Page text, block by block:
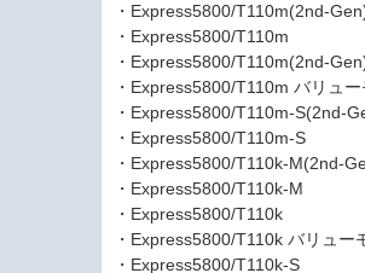
・Express5800/T110m(2nd-
・Express5800/T110m
・Express5800/T110m(2nd-
・Express5800/T110m バリュ
・Express5800/T110m-S(2nd-
・Express5800/T110m-S
・Express5800/T110k-M(2nd-
・Express5800/T110k-M
・Express5800/T110k
・Express5800/T110k バリュー
・Express5800/T110k-S